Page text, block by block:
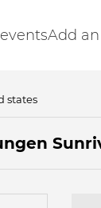
Add
states